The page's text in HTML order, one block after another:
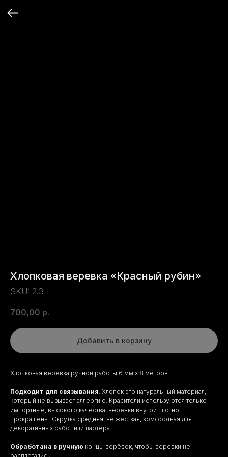
Хлопковая веревка «Красный рубин»
SKU: 2.3
700,00 р.
Добавить в корзину
Хлопковая веревка ручной работы 6 мм х 8 метров
Подходит для связывания. Хлопок это натуральный материал,
который не вызывает аллергию. Красители используются только
импортные, высокого качества, веревки внутри плотно
прокрашены. Скрутка средняя, не жесткая, комфортная для
декоративных работ или партера.
Обработана в ручную концы верёвок, чтобы веревки не